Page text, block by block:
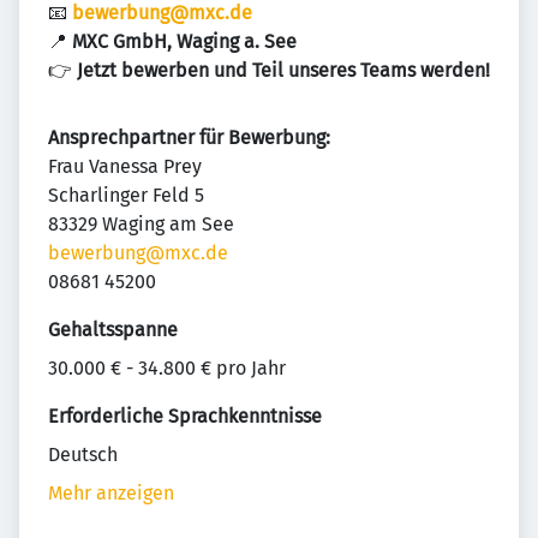
📧 bewerbung@mxc.de
📍 MXC GmbH, Waging a. See
👉 Jetzt bewerben und Teil unseres Teams werden!
Ansprechpartner für Bewerbung:
Frau Vanessa Prey
Scharlinger Feld 5
83329 Waging am See
bewerbung@mxc.de
08681 45200
Gehaltsspanne
30.000 € - 34.800 € pro Jahr
Erforderliche Sprachkenntnisse
Deutsch
Mehr anzeigen